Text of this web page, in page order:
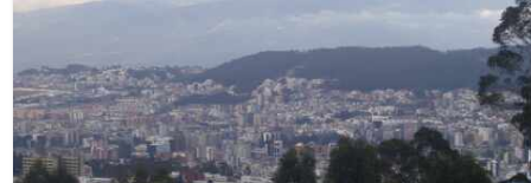
Cabosses de Cacao
Sachet de mélange de chocolat
L’espace professionnels